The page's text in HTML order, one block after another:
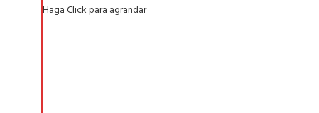
Haga Click para agrandar